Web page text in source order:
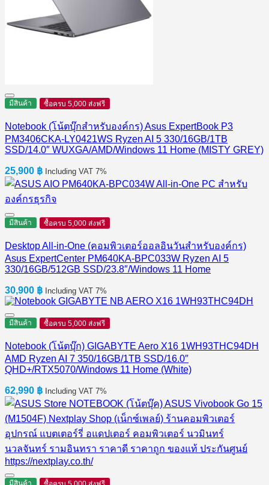
มีสินค้า ซื้อครบ 5,000 ส่งฟรี
Notebook (โน้ตบุ๊กสำหรับองค์กร) Asus ExpertBook P3
PM3406CKA-LY0421WS Ryzen AI 5 330/16GB/1TB
SSD/14.0″ WUXGA/AMD/Windows 11 Home (MISTY GREY)
25,900 ฿ Including VAT 7%
มีสินค้า ซื้อครบ 5,000 ส่งฟรี
Desktop All-in-One (คอมพิวเตอร์ออลอินวันสำหรับองค์กร)
Asus ExpertCenter PM640KA-BPC033W Ryzen AI 5
330/16GB/512GB SSD/23.8″/Windows 11 Home
30,900 ฿ Including VAT 7%
มีสินค้า ซื้อครบ 5,000 ส่งฟรี
Notebook (โน้ตบุ๊ก) GIGABYTE Aero X16 1WH93THC94DH
AMD Ryzen AI 7 350/16GB/1TB SSD/16.0″
QHD+/RTX5070/Windows 11 Home (White)
62,990 ฿ Including VAT 7%
มีสินค้า